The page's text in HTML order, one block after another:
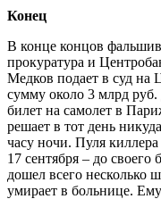
Конец
В конце концов
прокуратура и
Медков подает в суд на
сумму около 3 млрд руб.
билет на самолет в
решает в тот день
часу ночи. Пуля киллера
17 сентября – до своего
дошел всего несколько
умирает в больнице.